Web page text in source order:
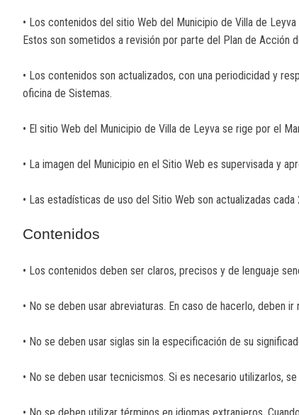
• Los contenidos del sitio Web del Municipio de Villa de
Estos son sometidos a revisión por parte del Plan de Acción
• Los contenidos son actualizados, con una periodicidad y
oficina de Sistemas.
• El sitio Web del Municipio de Villa de Leyva se rige por el
• La imagen del Municipio en el Sitio Web es supervisada y
• Las estadísticas de uso del Sitio Web son actualizadas cada
Contenidos
• Los contenidos deben ser claros, precisos y de lenguaje
• No se deben usar abreviaturas. En caso de hacerlo, deben
• No se deben usar siglas sin la especificación de su
• No se deben usar tecnicismos. Si es necesario utilizarlos,